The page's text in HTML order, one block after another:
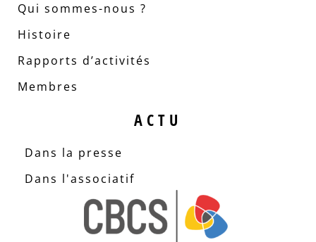
Qui sommes-nous ?
Histoire
Rapports d’activités
Membres
ACTU
Dans la presse
Dans l'associatif